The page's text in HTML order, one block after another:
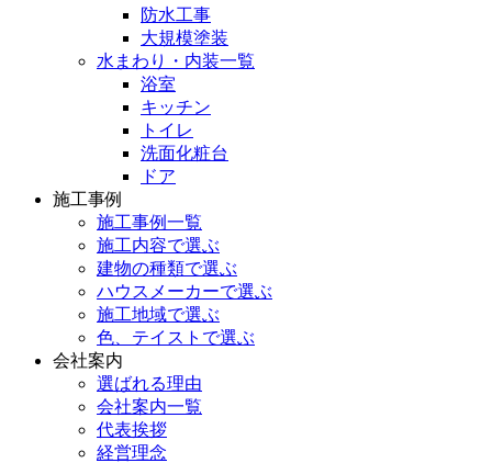
防水工事
大規模塗装
水まわり・内装一覧
浴室
キッチン
トイレ
洗面化粧台
ドア
施工事例
施工事例一覧
施工内容で選ぶ
建物の種類で選ぶ
ハウスメーカーで選ぶ
施工地域で選ぶ
色、テイストで選ぶ
会社案内
選ばれる理由
会社案内一覧
代表挨拶
経営理念